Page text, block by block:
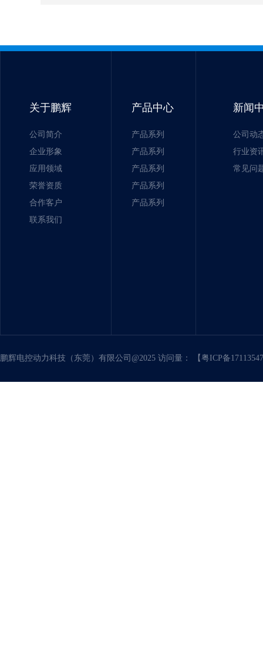
关于鹏辉
公司简介
企业形象
应用领域
荣誉资质
合作客户
联系我们
产品中心
产品系列
产品系列
产品系列
产品系列
产品系列
新闻
公司动
行业资
常见问
鹏辉电控动力科技（东莞）有限公司@2025 访问量： 【粤ICP备